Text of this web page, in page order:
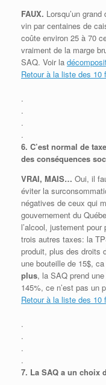
FAUX. Lorsqu’un
vin par centaines de
coûte environ 25 à 70
vraiment de la marge
SAQ. Voir la
Retour à la liste des 10
.
.
.
.
6. C’est normal de
des conséquences
VRAI, MAIS… Oui, il
éviter la
négatives de ceux qui
gouvernement du
l’alcool, justement
trois autres taxes: la
produit, plus des droits
une bouteille de 15$,
plus, la SAQ prend
145%, ce n’est pas un
Retour à la liste des 10
.
.
.
.
7. La SAQ a un choix